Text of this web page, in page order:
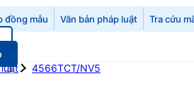
đồng mẫu Văn bản pháp luật Tra cứu
4566TCT/NV5